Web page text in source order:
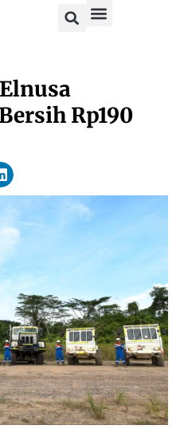
Rp190